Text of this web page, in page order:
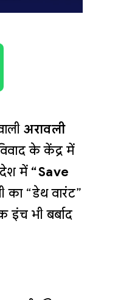
अरावली
के केंद्र में
में“Save
का “डेथ वारंट”
इंच भी बर्बाद